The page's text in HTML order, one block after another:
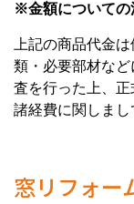
※金額についての
上記の商品代金
類・必要部材な
査を行った上、正
諸経費に関しまし
窓リフォー